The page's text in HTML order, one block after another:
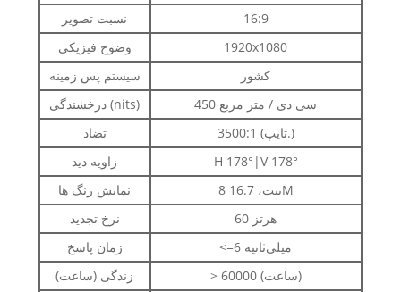
نسبت تصویر
16:9
وضوح فیزیکی
1920x1080
سیستم پس زمینه
کشور
درخشندگی (nits)
450 سی دی / متر مربع
تضاد
3500:1 (تایپ.)
زاویه دید
H 178°|V 178°
نمایش رنگ ها
8 بیت، 16.7M
نرخ تجدید
60 هرتز
زمان پاسخ
<=6 میلی‌ثانیه
زندگی (ساعت)
> 60000 (ساعت)